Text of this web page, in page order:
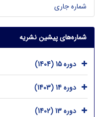
شماره جاری
شماره‌های پیشین نشریه
دوره 15 (1404)
دوره 14 (1403)
دوره 13 (1402)